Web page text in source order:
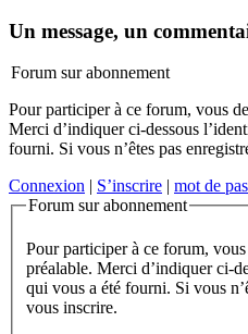
Un message, un
Forum sur abonnement
Pour participer à ce forum, vous
Merci d’indiquer ci-dessous
fourni. Si vous n’êtes pas
Connexion
S’inscrire
mot de
Forum sur abonnement
Pour participer à ce forum, vous devez vous enregistrer au
préalable. Merci d’indiquer ci-dessous l’identifiant personnel
qui vous a été fourni. Si vous n’êtes pas enregistré, vous devez
vous inscrire.